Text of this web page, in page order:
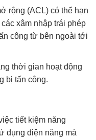
rộng (ACL) có thể hạn
xâm nhập trái phép
công từ bên ngoài tới
thời gian hoạt động
bị tấn công.
tiết kiệm năng
dụng điện năng mà